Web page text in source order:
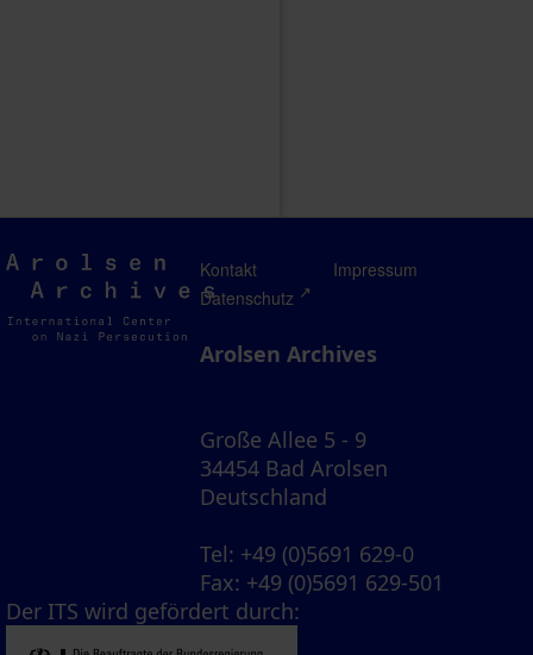
Arolsen
Archives
Kontakt
Impressum
Datenschutz
Arolsen Archives
Große Allee 5 - 9
34454 Bad Arolsen
Deutschland
Tel: +49 (0)5691 629-0
Fax: +49 (0)5691 629-501
Der ITS wird gefördert durch: